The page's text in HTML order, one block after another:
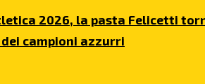
2026, la pasta Felicetti
campioni azzurri